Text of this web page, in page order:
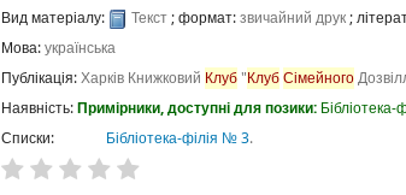
Вид матеріалу: Текст; формат:звичайний друк;
Мова:українська
Публікація:Харків Книжковий Клуб"КлубСімейного
Наявність:Примірники, доступні для позики:
Списки:
Бібліотека-філія № 3.